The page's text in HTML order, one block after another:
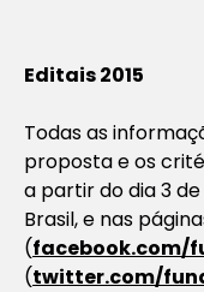
Editais 2015
Todas as
proposta e os
a partir do dia 3
Brasil, e nas
(facebook.com/
(twitter.com/